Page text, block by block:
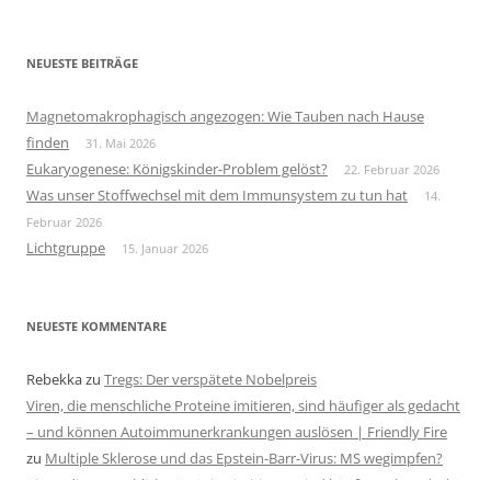
NEUESTE BEITRÄGE
Magnetomakrophagisch angezogen: Wie Tauben nach Hause
finden
31. Mai 2026
Eukaryogenese: Königskinder-Problem gelöst? 22. Februar 2026
Was unser Stoffwechsel mit dem Immunsystem zu tun hat
14.
Februar 2026
Lichtgruppe 15. Januar 2026
NEUESTE KOMMENTARE
Rebekkazu Tregs: Der verspätete Nobelpreis
Viren, die menschliche Proteine imitieren, sind häufiger als gedacht
– und können Autoimmunerkrankungen auslösen | Friendly Fire
zu Multiple Sklerose und das Epstein-Barr-Virus: MS wegimpfen?